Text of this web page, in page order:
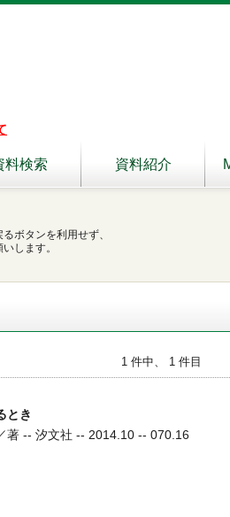
料検索 資料紹介
ボタンを利用せず、
します。
1 件中、 1 件目
とき
-- 汐文社 -- 2014.10 -- 070.16